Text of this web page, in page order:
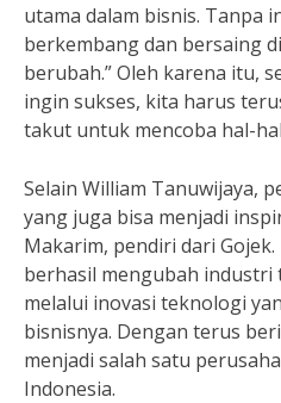
utama dalam bisnis. Tanpa
berkembang dan bersaing
berubah.” Oleh karena itu,
ingin sukses, kita harus
takut untuk mencoba hal-
Selain William Tanuwijaya,
yang juga bisa menjadi
Makarim, pendiri dari
berhasil mengubah
melalui inovasi teknologi
bisnisnya. Dengan terus
menjadi salah satu
Indonesia.